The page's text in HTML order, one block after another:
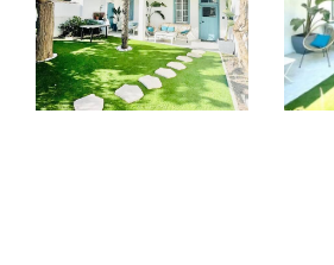
l'Aude. Consultez nosannonces
Barcarès.